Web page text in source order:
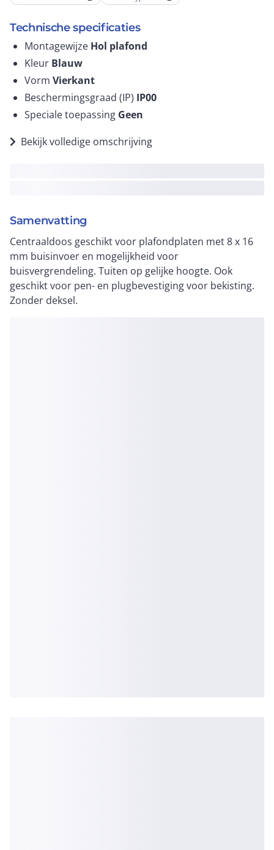
Technische specificaties
Montagewijze Hol plafond
Kleur Blauw
Vorm Vierkant
Beschermingsgraad (IP) IP00
Speciale toepassing Geen
Bekijk volledige omschrijving
Samenvatting
Centraaldoos geschikt voor plafondplaten met 8 x 16
mm buisinvoer en mogelijkheid voor
buisvergrendeling. Tuiten op gelijke hoogte. Ook
geschikt voor pen- en plugbevestiging voor bekisting.
Zonder deksel.